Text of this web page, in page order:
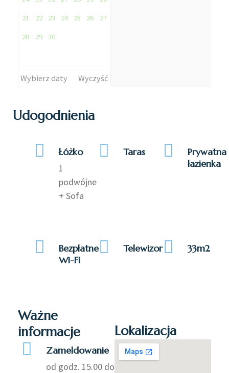
21 22 23 24 25 26 27
28 29 30
Wybierz daty Wyczyść
Udogodnienia
Łóżko
1
podwójne
+ Sofa
Taras
Prywatna
łazienka
Bezpłatne
Wi-Fi
Telewizor 33m2
Ważne
informacje
Zameldowanie
od godz. 15.00 do
Lokalizacja